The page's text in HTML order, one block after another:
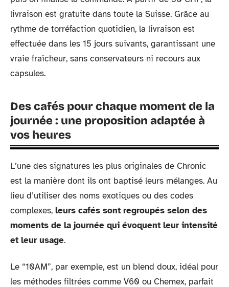
livraison est gratuite dans toute la Suisse. Grâce au
rythme de torréfaction quotidien, la livraison est
effectuée dans les 15 jours suivants, garantissant une
vraie fraîcheur, sans conservateurs ni recours aux
capsules.
Des cafés pour chaque moment de la
journée : une proposition adaptée à
vos heures
L’une des signatures les plus originales de Chronic
est la manière dont ils ont baptisé leurs mélanges. Au
lieu d’utiliser des noms exotiques ou des codes
complexes, leurs cafés sont regroupés selon des
moments de la journée qui évoquent leur intensité
et leur usage.
Le “10AM”, par exemple, est un blend doux, idéal pour
les méthodes filtrées comme V60 ou Chemex, parfait